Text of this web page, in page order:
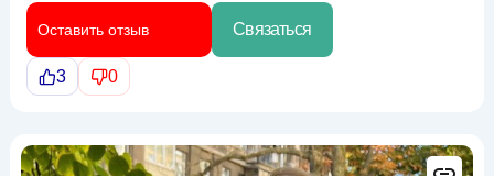
Оставить отзыв Связаться
3 0